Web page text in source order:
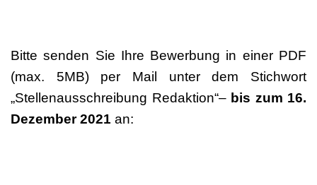
Bitte senden Sie Ihre Bewerbung in einer PDF
(max. 5MB) per Mail unter dem Stichwort
„Stellenausschreibung Redaktion“– bis zum 16.
Dezember 2021 an: